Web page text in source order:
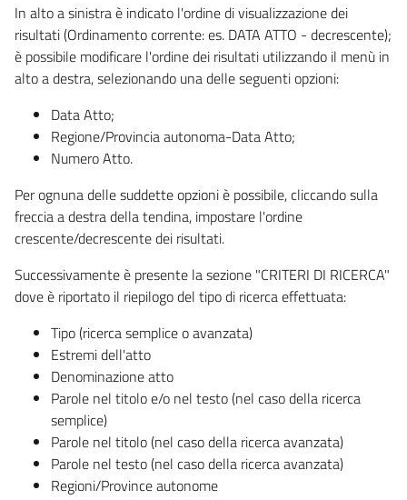
In alto a sinistra è indicato l'ordine di visualizzazione dei
risultati (Ordinamento corrente: es. DATA ATTO - decrescente);
è possibile modificare l'ordine dei risultati utilizzando il menù in
alto a destra, selezionando una delle seguenti opzioni:
Data Atto;
Regione/Provincia autonoma-Data Atto;
Numero Atto.
Per ognuna delle suddette opzioni è possibile, cliccando sulla
freccia a destra della tendina, impostare l'ordine
crescente/decrescente dei risultati.
Successivamente è presente la sezione "CRITERI DI RICERCA"
dove è riportato il riepilogo del tipo di ricerca effettuata:
Tipo (ricerca semplice o avanzata)
Estremi dell'atto
Denominazione atto
Parole nel titolo e/o nel testo (nel caso della ricerca
semplice)
Parole nel titolo (nel caso della ricerca avanzata)
Parole nel testo (nel caso della ricerca avanzata)
Regioni/Province autonome